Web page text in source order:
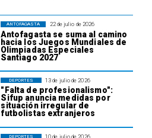
22 de julio de 2026
Antofagasta se suma al camino
hacia los Juegos Mundiales de
Olimpiadas Especiales
Santiago 2027
ANTOFAGASTA
13 de julio de 2026
"Falta de profesionalismo":
Sifup anuncia medidas por
situación irregular de
futbolistas extranjeros
DEPORTES
10 de julio de 2026
DEPORTES